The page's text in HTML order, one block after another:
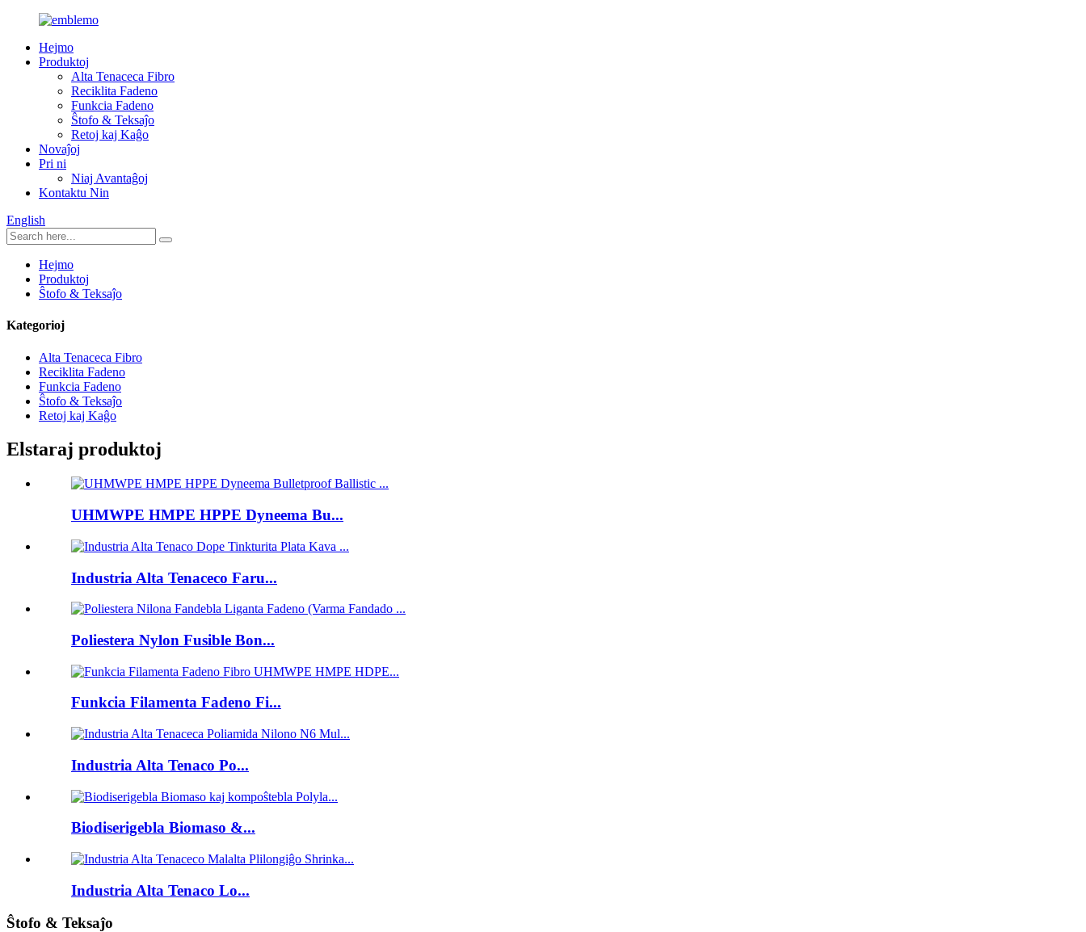
Hejmo
Produktoj
Alta Tenaceca Fibro
Reciklita Fadeno
Funkcia Fadeno
Ŝtofo & Teksaĵo
Retoj kaj Kaĝo
Novaĵoj
Pri ni
Niaj Avantaĝoj
Kontaktu Nin
English
Hejmo
Produktoj
Ŝtofo & Teksaĵo
Kategorioj
Alta Tenaceca Fibro
Reciklita Fadeno
Funkcia Fadeno
Ŝtofo & Teksaĵo
Retoj kaj Kaĝo
Elstaraj produktoj
UHMWPE HMPE HPPE Dyneema Bu...
Industria Alta Tenaceco Faru...
Poliestera Nylon Fusible Bon...
Funkcia Filamenta Fadeno Fi...
Industria Alta Tenaco Po...
Biodiserigebla Biomaso &...
Industria Alta Tenaco Lo...
Ŝtofo & Teksaĵo